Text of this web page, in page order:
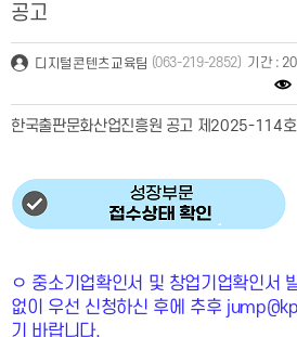
공고
디지털콘텐츠교육팀 (063-219-2852) 기간 :
한국출판문화산업진흥원 공고 제2025-114호
ㅇ 중소기업확인서 및 창업기업확인서
없이 우선 신청하신 후에 추후
기 바랍니다.